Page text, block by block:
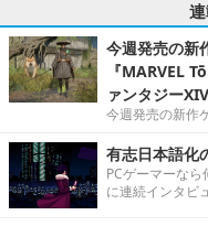
今週発売の新
『MARVEL
ァンタジー
今週発売の新作
有志日本語化
PCゲーマーな
に連続インタビ